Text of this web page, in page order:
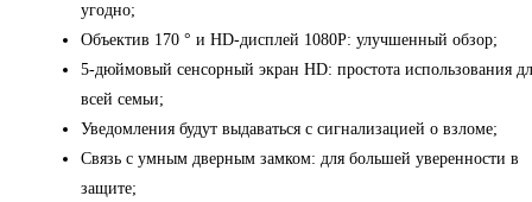
угодно;
Объектив 170 ° и HD-дисплей 1080P: улучшенный обзор;
5-дюймовый сенсорный экран HD: простота использования
всей семьи;
Уведомления будут выдаваться с сигнализацией о взломе;
Связь с умным дверным замком: для большей уверенности в
защите;